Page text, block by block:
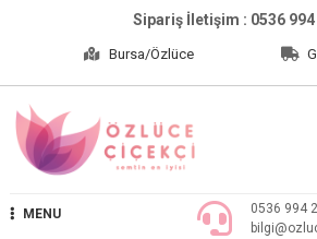
Sipariş İletişim : 0536 994
Bursa/Özlüce
Özlüce Çiçekçi
MENU
0536 994